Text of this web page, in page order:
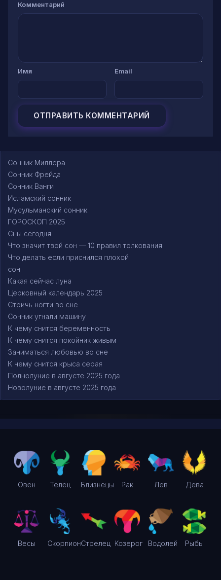
Комментарий
Имя Email
Сонник Миллера
Сонник Фрейда
Сонник Ванги
Исламский сонник
Мусульманский сонник
ГОРОСКОП 2025
Сны сегодня
Что значит твой сон — 10 правил толкования
Что делать если приснился плохой
сон
Какая сейчас луна
Церковный календарь 2025
Стричь ногти во сне
Сонник угнали машину
К чему снится беременность
К чему снится покойник живым
Заниматься любовью во сне
К чему снится крыса серая
Полнолуние в августе 2025 года
Новолуние в августе 2025 года
Овен Телец Близнецы Рак Лев Дева
Весы СкорпионСтрелец Козерог Водолей Рыбы